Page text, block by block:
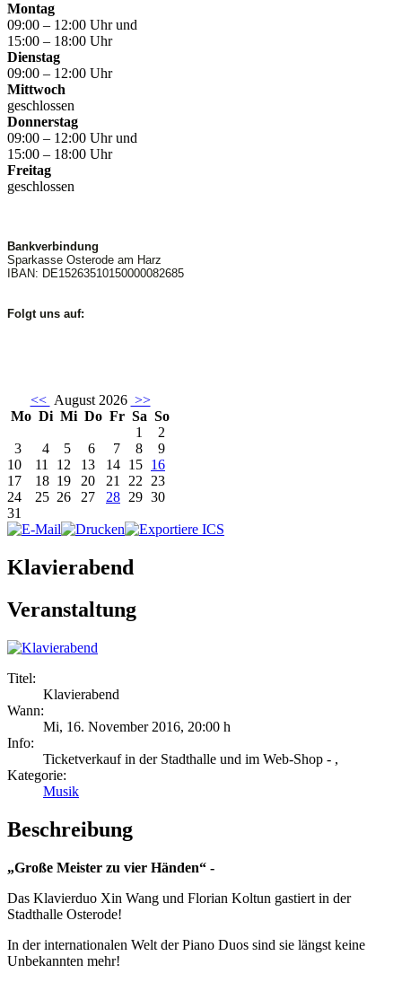
Montag
09:00 – 12:00 Uhr und
15:00 – 18:00 Uhr
Dienstag
09:00 – 12:00 Uhr
Mittwoch
geschlossen
Donnerstag
09:00 – 12:00 Uhr und
15:00 – 18:00 Uhr
Freitag
geschlossen
Bankverbindung
Sparkasse Osterode am Harz
IBAN: DE15263510150000082685
Folgt uns auf:
<< August 2026 >>
Mo Di Mi Do Fr Sa So
1
2
3
4 5 6 7 8
9
10
11 12 13 14 15 16
17
18 19 20 21 22 23
24
25 26 27 28 29 30
31
Klavierabend
Veranstaltung
Titel:
Klavierabend
Wann:
Mi, 16. November 2016, 20:00 h
Info:
Ticketverkauf in der Stadthalle und im Web-Shop - ,
Kategorie:
Musik
Beschreibung
„Große Meister zu vier Händen“ -
Das Klavierduo Xin Wang und Florian Koltun gastiert in der
Stadthalle Osterode!
In der internationalen Welt der Piano Duos sind sie längst keine
Unbekannten mehr!